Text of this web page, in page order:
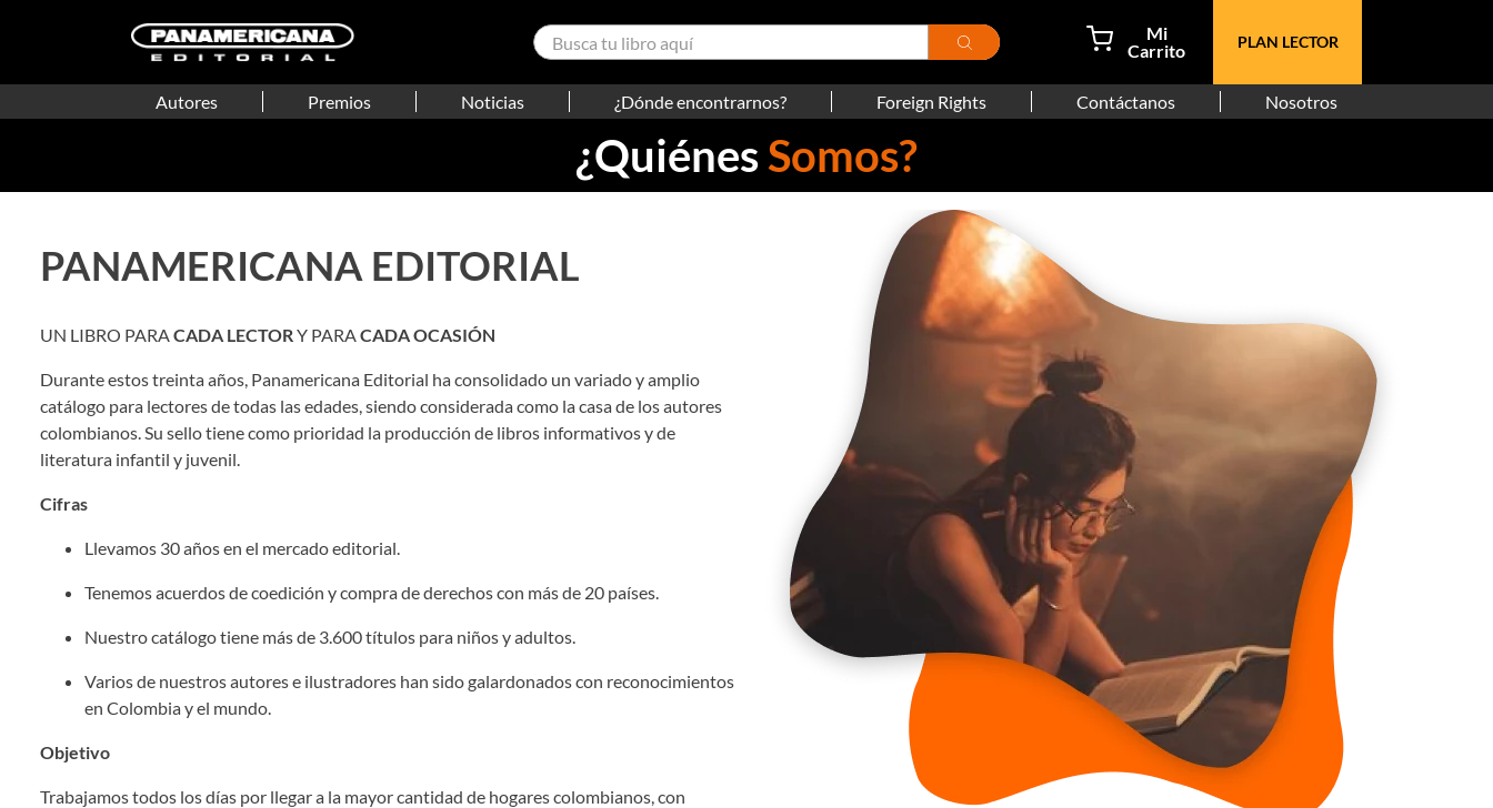
PLAN LECTOR
Autores Premios Noticias ¿Dónde encontrarnos? Foreign Rights Contáctanos Nosotros
¿QuiénesSomos?
PANAMERICANA EDITORIAL
UN LIBRO PARA CADA LECTORY PARA CADA OCASIÓN
Durante estos treinta años, Panamericana Editorial ha consolidado un variado y amplio
catálogo para lectores de todas las edades, siendo considerada como la casa de los autores
colombianos. Su sello tiene como prioridad la producción de libros informativos y de
literatura infantil y juvenil.
Cifras
Llevamos 30 años en el mercado editorial.
Tenemos acuerdos de coedición y compra de derechos con más de 20 países.
Nuestro catálogo tiene más de 3.600 títulos para niños y adultos.
Varios de nuestros autores e ilustradores han sido galardonados con reconocimientos
en Colombia y el mundo.
Objetivo
Trabajamos todos los días por llegar a la mayor cantidad de hogares colombianos, con